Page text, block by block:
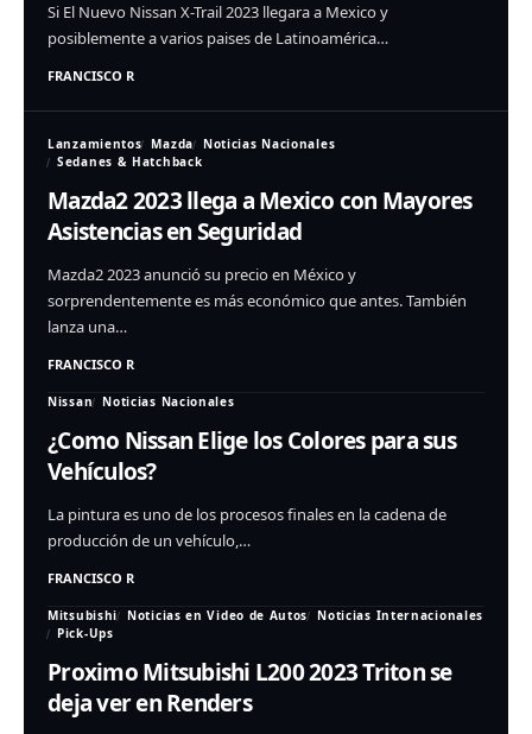
Si El Nuevo Nissan X-Trail 2023 llegara a Mexico y
posiblemente a varios paises de Latinoamérica…
FRANCISCO R
Lanzamientos Mazda
Noticias Nacionales
Sedanes & Hatchback
Mazda2 2023 llega a Mexico con Mayores
Asistencias en Seguridad
Mazda2 2023 anunció su precio en México y
sorprendentemente es más económico que antes. También
lanza una…
FRANCISCO R
Nissan Noticias Nacionales
¿Como Nissan Elige los Colores para sus
Vehículos?
La pintura es uno de los procesos finales en la cadena de
producción de un vehículo,…
FRANCISCO R
Mitsubishi Noticias en Video de Autos
Noticias Internacionales
Pick-Ups
Proximo Mitsubishi L200 2023 Triton se
deja ver en Renders